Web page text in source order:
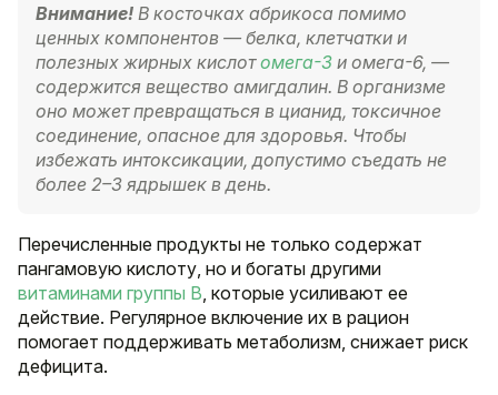
Внимание! В косточках абрикоса помимо
ценных компонентов — белка, клетчатки и
полезных жирных кислотомега-3 и омега-6, —
содержится вещество амигдалин. В организме
оно может превращаться в цианид, токсичное
соединение, опасное для здоровья. Чтобы
избежать интоксикации, допустимо съедать не
более 2–3 ядрышек в день.
Перечисленные продукты не только содержат
пангамовую кислоту, но и богаты другими
витаминами группы B , которые усиливают ее
действие. Регулярное включение их в рацион
помогает поддерживать метаболизм, снижает риск
дефицита.